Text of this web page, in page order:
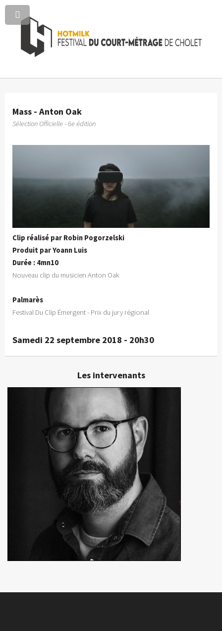
Mass - Anton Oak
Sélection Officielle - 6e édition
Clip réalisé par Robin Pogorzelski
Produit par Yoann Luis
Durée : 4mn10
Nouveau clip du musicien Anton Oak
Palmarès
Festival Du Clip Émergent - Prix du jury régional
Samedi 22 septembre 2018 - 20h30
Les intervenants
En détails